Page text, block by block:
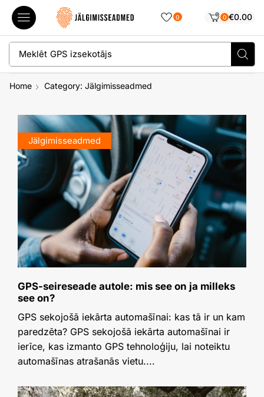
0 0 €0.00
Meklēt GPS izsekotājs
Home Category: Jälgimisseadmed
Jälgimisseadmed
GPS-seireseade autole: mis see on ja milleks
see on?
GPS sekojošā iekārta automašīnai: kas tā ir un kam
paredzēta? GPS sekojošā iekārta automašīnai ir
ierīce, kas izmanto GPS tehnoloģiju, lai noteiktu
automašīnas atrašanās vietu....